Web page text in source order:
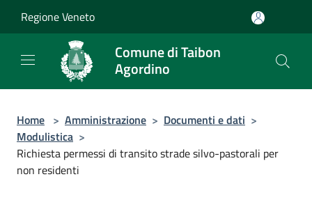
Regione Veneto
Comune di Taibon
Agordino
Home > Amministrazione > Documenti e dati >
Modulistica >
Richiesta permessi di transito strade silvo-pastorali per
non residenti